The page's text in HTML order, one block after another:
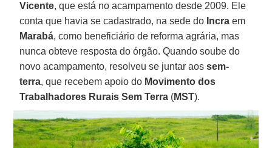
Vicente, que está no acampamento desde 2009. Ele
conta que havia se cadastrado, na sede do Incra em
Marabá, como beneficiário de reforma agrária, mas
nunca obteve resposta do órgão. Quando soube do
novo acampamento, resolveu se juntar aos sem-
terra, que recebem apoio do Movimento dos
Trabalhadores Rurais Sem Terra (MST).